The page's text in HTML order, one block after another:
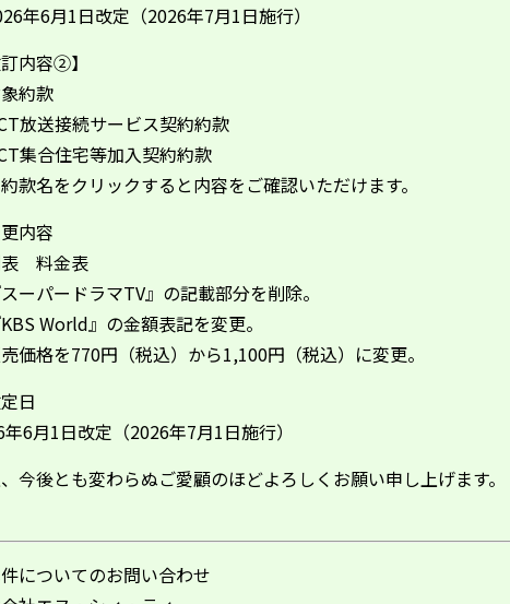
年6月1日改定（2026年7月1日施行）
訂内容②】
約款
放送接続サービス契約約款
集合住宅等加入契約約款
款名をクリックすると内容をご確認いただけます。
内容
料金表
スーパードラマTV』の記載部分を削除。
KBS World』の金額表記を変更。
価格を770円（税込）から1,100円（税込）に変更。
日
年6月1日改定（2026年7月1日施行）
今後とも変わらぬご愛顧のほどよろしくお願い申し上げます。
についてのお問い合わせ